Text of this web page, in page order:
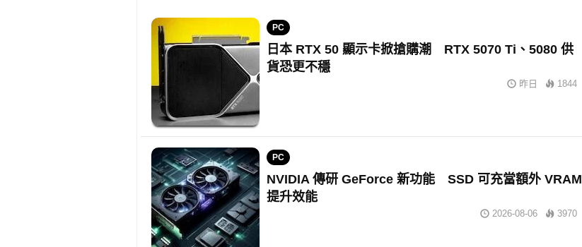
PC
日本 RTX 50 顯示卡掀搶購潮 RTX 5070 Ti、5080 供
貨恐更不穩
昨日 1844
PC
NVIDIA 傳研 GeForce 新功能 SSD 可充當額外 VRAM
提升效能
2026-08-06 3970